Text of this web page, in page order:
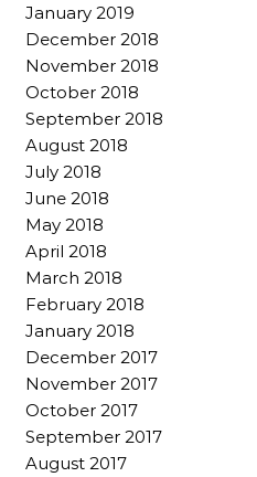
January 2019
December 2018
November 2018
October 2018
September 2018
August 2018
July 2018
June 2018
May 2018
April 2018
March 2018
February 2018
January 2018
December 2017
November 2017
October 2017
September 2017
August 2017